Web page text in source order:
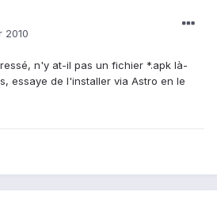
2010
n'y at-il pas un fichier *.apk là-
essaye de l'installer via Astro en le